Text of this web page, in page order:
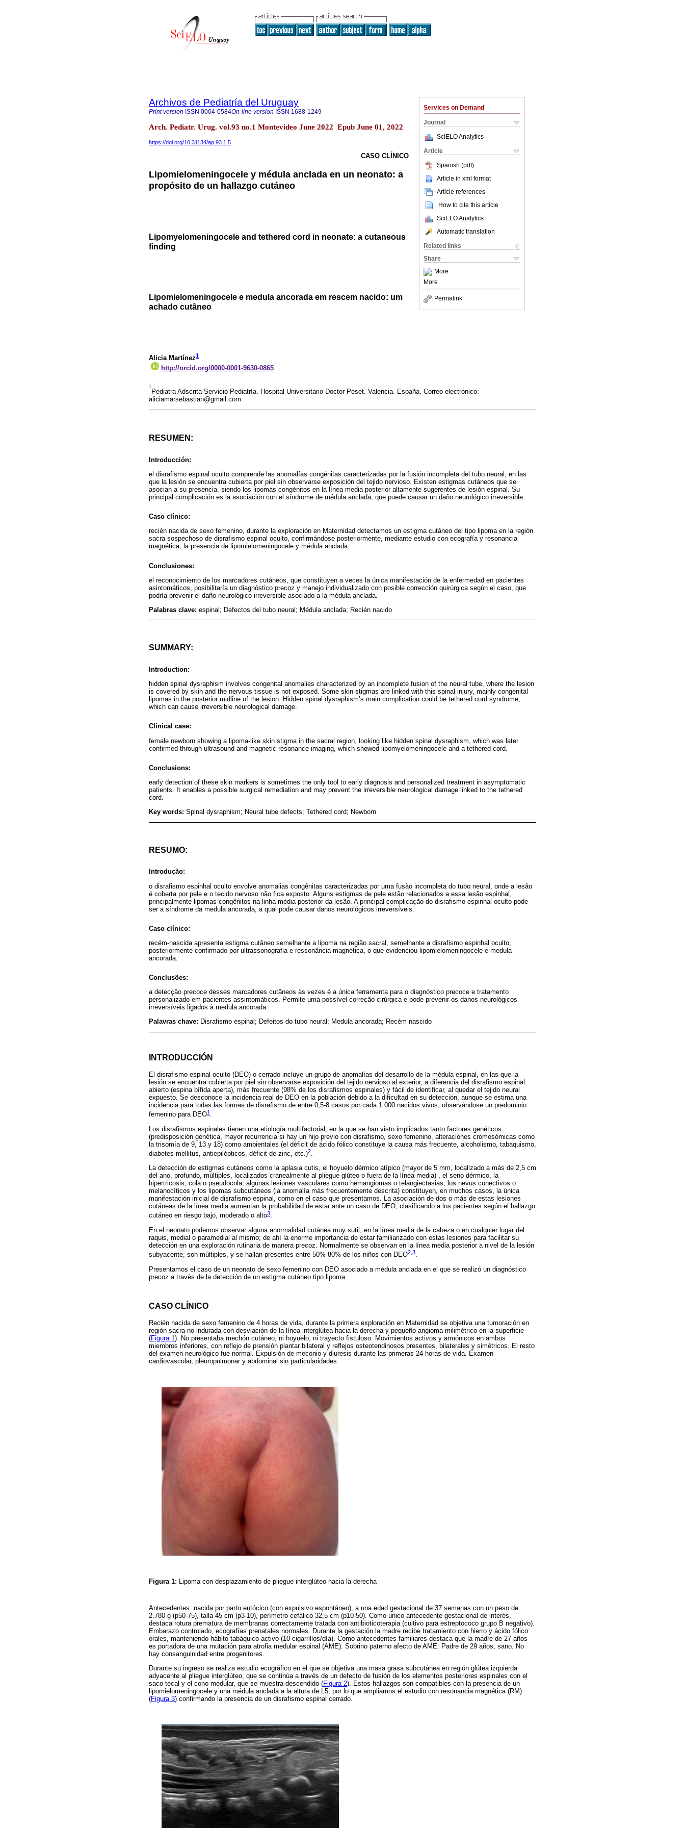
Services on Demand
Journal
SciELO Analytics
Article
Spanish (pdf)
Article in xml format
Article references
How to cite this article
SciELO Analytics
Automatic translation
Related links
Share
More
More
Permalink
Archivos de Pediatría del Uruguay
Print version ISSN 0004-0584On-line version ISSN 1688-1249
Arch. Pediatr. Urug. vol.93 no.1 Montevideo June 2022 Epub June 01, 2022
https://doi.org/10.31134/ap.93.1.5
CASO CLÍNICO
Lipomielomeningocele y médula anclada en un neonato: a
propósito de un hallazgo cutáneo
Lipomyelomeningocele and tethered cord in neonate: a cutaneous
finding
Lipomielomeningocele e medula ancorada em rescem nacido: um
achado cutâneo
Alicia Martínez1
http://orcid.org/0000-0001-9630-0865
1
Pediatra Adscrita Servicio Pediatría. Hospital Universitario Doctor Peset. Valencia. España. Correo electrónico:
aliciamarsebastian@gmail.com
RESUMEN:
Introducción:
el disrafismo espinal oculto comprende las anomalías congénitas caracterizadas por la fusión incompleta del tubo neural, en las
que la lesión se encuentra cubierta por piel sin observarse exposición del tejido nervioso. Existen estigmas cutáneos que se
asocian a su presencia, siendo los lipomas congénitos en la línea media posterior altamente sugerentes de lesión espinal. Su
principal complicación es la asociación con el síndrome de médula anclada, que puede causar un daño neurológico irreversible.
Caso clínico:
recién nacida de sexo femenino, durante la exploración en Maternidad detectamos un estigma cutáneo del tipo lipoma en la región
sacra sospechoso de disrafismo espinal oculto, confirmándose posteriormente, mediante estudio con ecografía y resonancia
magnética, la presencia de lipomielomeningocele y médula anclada.
Conclusiones:
el reconocimiento de los marcadores cutáneos, que constituyen a veces la única manifestación de la enfermedad en pacientes
asintomáticos, posibilitaría un diagnóstico precoz y manejo individualizado con posible corrección quirúrgica según el caso, que
podría prevenir el daño neurológico irreversible asociado a la médula anclada.
Palabras clave: espinal; Defectos del tubo neural; Médula anclada; Recién nacido
SUMMARY:
Introduction:
hidden spinal dysraphism involves congenital anomalies characterized by an incomplete fusion of the neural tube, where the lesion
is covered by skin and the nervous tissue is not exposed. Some skin stigmas are linked with this spinal injury, mainly congenital
lipomas in the posterior midline of the lesion. Hidden spinal dysraphism’s main complication could be tethered cord syndrome,
which can cause irreversible neurological damage.
Clinical case:
female newborn showing a lipoma-like skin stigma in the sacral region, looking like hidden spinal dysraphism, which was later
confirmed through ultrasound and magnetic resonance imaging, which showed lipomyelomeningocele and a tethered cord.
Conclusions:
early detection of these skin markers is sometimes the only tool to early diagnosis and personalized treatment in asymptomatic
patients. It enables a possible surgical remediation and may prevent the irreversible neurological damage linked to the tethered
cord.
Key words: Spinal dysraphism; Neural tube defects; Tethered cord; Newborn
RESUMO:
Introdução:
o disrafismo espinhal oculto envolve anomalias congênitas caracterizadas por uma fusão incompleta do tubo neural, onde a lesão
é coberta por pele e o tecido nervoso não fica exposto. Alguns estigmas de pele estão relacionados a essa lesão espinhal,
principalmente lipomas congênitos na linha média posterior da lesão. A principal complicação do disrafismo espinhal oculto pode
ser a síndrome da medula ancorada, a qual pode causar danos neurológicos irreversíveis.
Caso clínico:
recém-nascida apresenta estigma cutâneo semelhante a lipoma na região sacral, semelhante a disrafismo espinhal oculto,
posteriormente confirmado por ultrassonografia e ressonância magnética, o que evidenciou lipomielomeningocele e medula
ancorada.
Conclusões:
a detecção precoce desses marcadores cutâneos às vezes é a única ferramenta para o diagnóstico precoce e tratamento
personalizado em pacientes assintomáticos. Permite uma possível correção cirúrgica e pode prevenir os danos neurológicos
irreversíveis ligados à medula ancorada.
Palavras chave: Disrafismo espinal; Defeitos do tubo neural; Medula ancorada; Recém nascido
INTRODUCCIÓN
El disrafismo espinal oculto (DEO) o cerrado incluye un grupo de anomalías del desarrollo de la médula espinal, en las que la
lesión se encuentra cubierta por piel sin observarse exposición del tejido nervioso al exterior, a diferencia del disrafismo espinal
abierto (espina bífida aperta), más frecuente (98% de los disrafismos espinales) y fácil de identificar, al quedar el tejido neural
expuesto. Se desconoce la incidencia real de DEO en la población debido a la dificultad en su detección, aunque se estima una
incidencia para todas las formas de disrafismo de entre 0,5-8 casos por cada 1.000 nacidos vivos, observándose un predominio
femenino para DEO1 .
Los disrafismos espinales tienen una etiología multifactorial, en la que se han visto implicados tanto factores genéticos
(predisposición genética, mayor recurrencia si hay un hijo previo con disrafismo, sexo femenino, alteraciones cromosómicas como
la trisomía de 9, 13 y 18) como ambientales (el déficit de ácido fólico constituye la causa más frecuente, alcoholismo, tabaquismo,
diabetes mellitus, antiepilépticos, déficit de zinc, etc.)2.
La detección de estigmas cutáneos como la aplasia cutis, el hoyuelo dérmico atípico (mayor de 5 mm, localizado a más de 2,5 cm
del ano, profundo, múltiples, localizados cranealmente al pliegue glúteo o fuera de la línea media) , el seno dérmico, la
hipertricosis, cola o pseudocola, algunas lesiones vasculares como hemangiomas o telangiectasias, los nevus conectivos o
melanocíticos y los lipomas subcutáneos (la anomalía más frecuentemente descrita) constituyen, en muchos casos, la única
manifestación inicial de disrafismo espinal, como en el caso que presentamos. La asociación de dos o más de estas lesiones
cutáneas de la línea media aumentan la probabilidad de estar ante un caso de DEO, clasificando a los pacientes según el hallazgo
cutáneo en riesgo bajo, moderado o alto3.
En el neonato podemos observar alguna anormalidad cutánea muy sutil, en la línea media de la cabeza o en cualquier lugar del
raquis, medial o paramedial al mismo; de ahí la enorme importancia de estar familiarizado con estas lesiones para facilitar su
detección en una exploración rutinaria de manera precoz. Normalmente se observan en la línea media posterior a nivel de la lesión
subyacente, son múltiples, y se hallan presentes entre 50%-80% de los niños con DEO2 3.
Presentamos el caso de un neonato de sexo femenino con DEO asociado a médula anclada en el que se realizó un diagnóstico
precoz a través de la detección de un estigma cutáneo tipo lipoma.
CASO CLÍNICO
Recién nacida de sexo femenino de 4 horas de vida, durante la primera exploración en Maternidad se objetiva una tumoración en
región sacra no indurada con desviación de la línea interglútea hacia la derecha y pequeño angioma milimétrico en la superficie
(Figura 1 ). No presentaba mechón cutáneo, ni hoyuelo, ni trayecto fistuloso. Movimientos activos y armónicos en ambos
miembros inferiores, con reflejo de prensión plantar bilateral y reflejos osteotendinosos presentes, bilaterales y simétricos. El resto
del examen neurológico fue normal. Expulsión de meconio y diuresis durante las primeras 24 horas de vida. Examen
cardiovascular, pleuropulmonar y abdominal sin particularidades.
Figura 1: Lipoma con desplazamiento de pliegue interglúteo hacia la derecha
Antecedentes: nacida por parto eutócico (con expulsivo espontáneo), a una edad gestacional de 37 semanas con un peso de
2.780 g (p50-75), talla 45 cm (p3-10), perímetro cefálico 32,5 cm (p10-50). Como único antecedente gestacional de interés,
destaca rotura prematura de membranas correctamente tratada con antibioticoterapia (cultivo para estreptococo grupo B negativo).
Embarazo controlado, ecografías prenatales normales. Durante la gestación la madre recibe tratamiento con hierro y ácido fólico
orales, manteniendo hábito tabáquico activo (10 cigarrillos/día). Como antecedentes familiares destaca que la madre de 27 años
es portadora de una mutación para atrofia medular espinal (AME). Sobrino paterno afecto de AME. Padre de 29 años, sano. No
hay consanguinidad entre progenitores.
Durante su ingreso se realiza estudio ecográfico en el que se objetiva una masa grasa subcutánea en región glútea izquierda
adyacente al pliegue interglúteo, que se continúa a través de un defecto de fusión de los elementos posteriores espinales con el
saco tecal y el cono medular, que se muestra descendido (Figura 2). Estos hallazgos son compatibles con la presencia de un
lipomielomeningocele y una médula anclada a la altura de L5, por lo que ampliamos el estudio con resonancia magnética (RM)
(Figura 3) confirmando la presencia de un disrafismo espinal cerrado.